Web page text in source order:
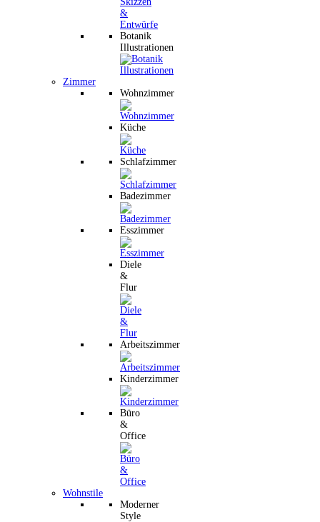
Botanik
Illustrationen
Zimmer
Wohnzimmer
Küche
Schlafzimmer
Badezimmer
Esszimmer
Diele
&
Flur
Arbeitszimmer
Kinderzimmer
Büro
&
Office
Wohnstile
Moderner
Style